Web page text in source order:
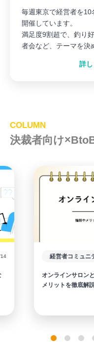
毎週東京で経営者を
開催しています。
満足度9割超で、釣り
者会など、テーマを決
詳
COLUMN
決裁者向け
経営者コミュニ
オンラインサロン
メリットを徹底解